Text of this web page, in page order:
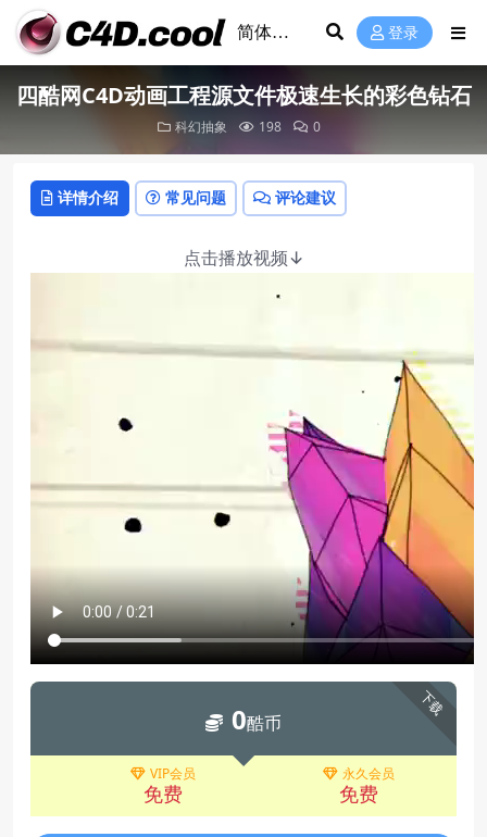
登录
四酷网C4D动画工程源文件极速生长的彩色钻石
科幻抽象 198 0
详情介绍 常见问题 评论建议
点击播放视频↓
下载
0酷币
VIP会员
免费
永久会员
免费